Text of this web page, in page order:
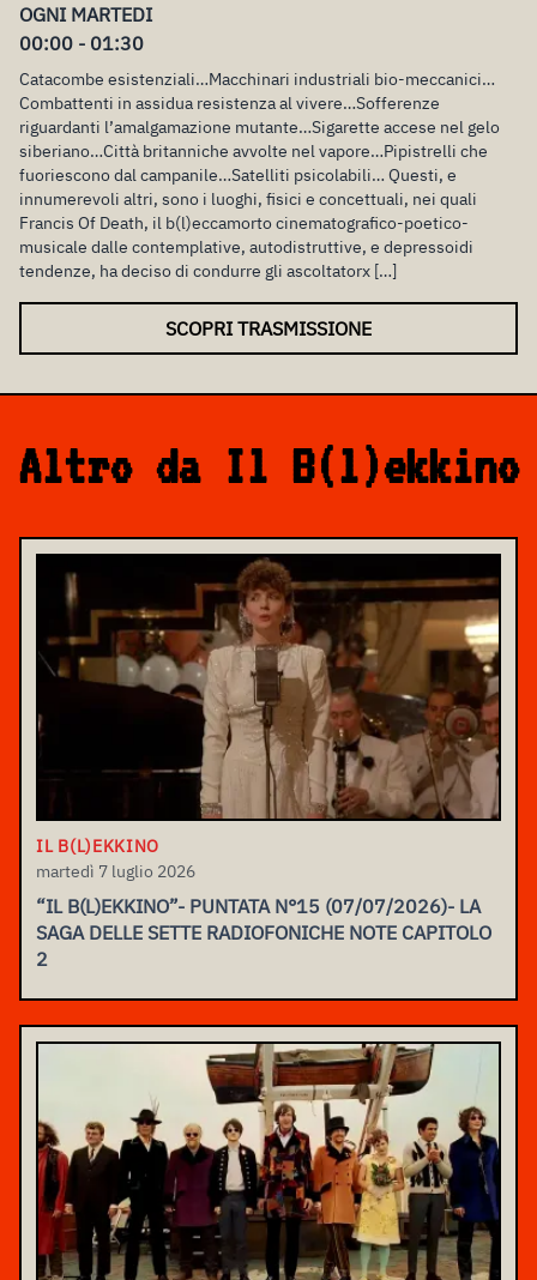
OGNI MARTEDI
00:00 - 01:30
Catacombe esistenziali…Macchinari industriali bio-meccanici…
Combattenti in assidua resistenza al vivere…Sofferenze
riguardanti l’amalgamazione mutante…Sigarette accese nel gelo
siberiano…Città britanniche avvolte nel vapore…Pipistrelli che
fuoriescono dal campanile…Satelliti psicolabili… Questi, e
innumerevoli altri, sono i luoghi, fisici e concettuali, nei quali
Francis Of Death, il b(l)eccamorto cinematografico-poetico-
musicale dalle contemplative, autodistruttive, e depressoidi
tendenze, ha deciso di condurre gli ascoltatorx […]
SCOPRI TRASMISSIONE
Altro da Il B(l)ekkino
IL B(L)EKKINO
martedì 7 luglio 2026
“IL B(L)EKKINO”- PUNTATA N°15 (07/07/2026)- LA
SAGA DELLE SETTE RADIOFONICHE NOTE CAPITOLO
2